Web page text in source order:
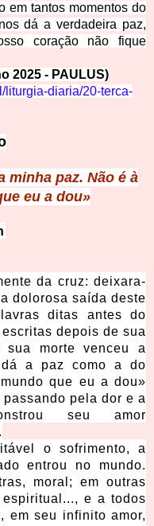
em tantos momentos do
dá a verdadeira paz,
coração não fique
2025 - PAULUS)
liturgia-diaria/20-terca-
minha paz. Não é à
eu a dou»
da cruz: deixara-
dolorosa saída deste
ditas antes do
depois de sua
sua morte venceu a
a paz como a do
que eu a dou»
pela dor e a
seu amor
o sofrimento, a
entrou no mundo.
moral; em outras
e a todos
em seu infinito amor,